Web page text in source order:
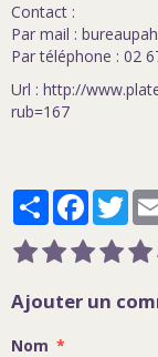
Contact :
Par mail :
Par téléphone : 02
Url : http://
rub=167
PartagerFacebook
Ajouter un
Nom